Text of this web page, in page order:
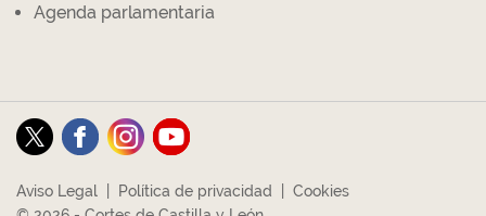
Agenda parlamentaria
Aviso Legal Política de privacidad
Cookies